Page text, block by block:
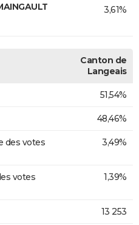
3,61%
Canton de
Langeais
51,54%
48,46%
des votes
3,49%
votes
1,39%
13 253